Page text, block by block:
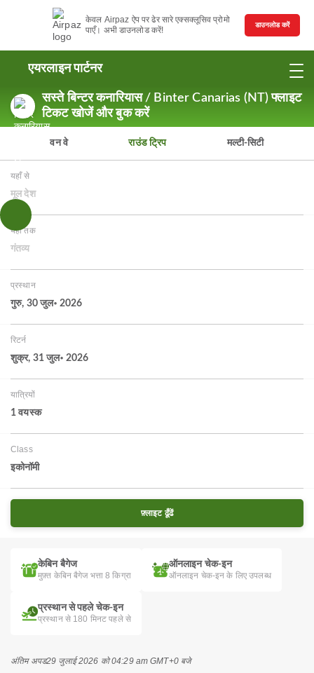
केवल Airpaz ऐप पर ढेर सारे एक्सक्लूसिव प्रोमो
पाएँ। अभी डाउनलोड करें!
डाउनलोड करें
एयरलाइन पार्टनर
सस्ते बिन्टर कनारियास / Binter Canarias (NT) फ्लाइट
टिकट खोजें और बुक करें
वन वे राउंड ट्रिप मल्टी-सिटी
यहाँ से
मूल देश
यहाँ तक
गंतव्य
प्रस्थान
गुरु, 30 जुल॰ 2026
रिटर्न
शुक्र, 31 जुल॰ 2026
यात्रियों
1 वयस्‍क
Class
इकोनॉमी
फ़्लाइट ढूँढें
केबिन बैगेज
मुफ़्त केबिन बैगेज भत्ता 8 किग्रा
ऑनलाइन चेक-इन
ऑनलाइन चेक-इन के लिए उपलब्ध
प्रस्थान से पहले चेक-इन
प्रस्थान से 180 मिनट पहले से
अंतिम अपड29 जुलाई 2026 को 04:29 am GMT+0 बजे